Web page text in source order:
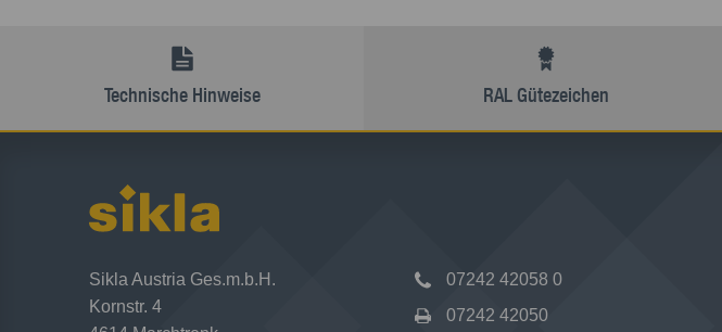
Technische Hinweise RAL Gütezeichen
Sikla Austria Ges.m.b.H.
Kornstr. 4
07242 42058 0
07242 42050